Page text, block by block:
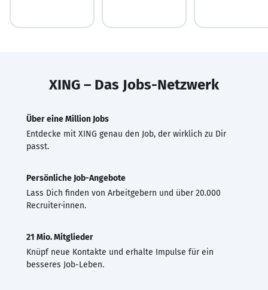
XING – Das Jobs-Netzwerk
Über eine Million Jobs
Entdecke mit XING genau den Job, der wirklich zu Dir
passt.
Persönliche Job-Angebote
Lass Dich finden von Arbeitgebern und über 20.000
Recruiter·innen.
21 Mio. Mitglieder
Knüpf neue Kontakte und erhalte Impulse für ein
besseres Job-Leben.